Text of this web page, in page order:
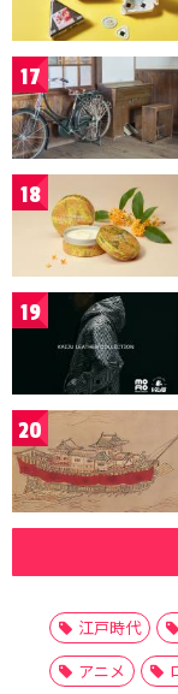
17
18
19
20
江戸時代
アニメ